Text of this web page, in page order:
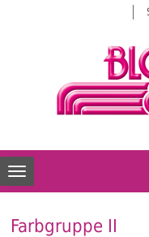
Toggle navigation
Farbgruppe II